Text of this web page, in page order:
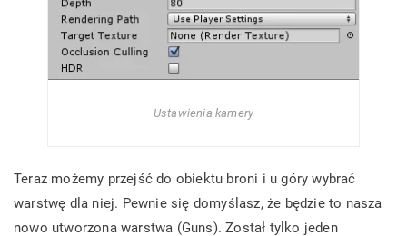
Ustawienia kamery
Teraz możemy przejść do obiektu broni i u góry wybrać
warstwę dla niej. Pewnie się domyślasz, że będzie to nasza
nowo utworzona warstwa (Guns). Został tylko jeden